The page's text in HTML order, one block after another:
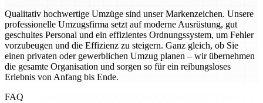
Qualitativ hochwertige Umzüge sind unser Markenzeichen. Unsere
professionelle Umzugsfirma setzt auf moderne Ausrüstung, gut
geschultes Personal und ein effizientes Ordnungssystem, um Fehler
vorzubeugen und die Effizienz zu steigern. Ganz gleich, ob Sie
einen privaten oder gewerblichen Umzug planen – wir übernehmen
die gesamte Organisation und sorgen so für ein reibungsloses
Erlebnis von Anfang bis Ende.
FAQ